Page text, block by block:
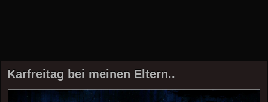
Karfreitag bei meinen Eltern..